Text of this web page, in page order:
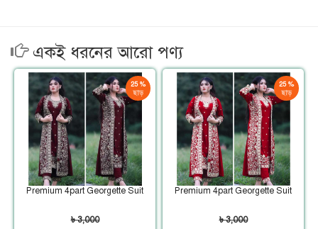
একই ধরনের আরো পণ্য
25 %
ছাড়
Premium 4part Georgette Suit
৳ 3,000
25 %
ছাড়
Premium 4part Georgette Suit
৳ 3,000